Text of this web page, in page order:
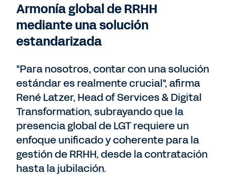
Armonía global de RRHH
mediante una solución
estandarizada
"Para nosotros, contar con una solución
estándar es realmente crucial", afirma
René Latzer, Head of Services & Digital
Transformation, subrayando que la
presencia global de LGT requiere un
enfoque unificado y coherente para la
gestión de RRHH, desde la contratación
hasta la jubilación.